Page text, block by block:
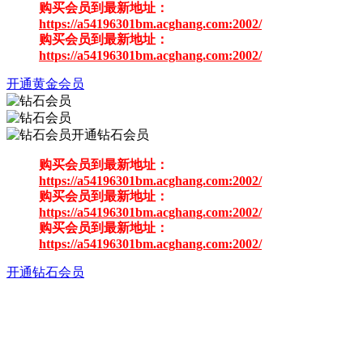
购买会员到最新地址：
https://a54196301bm.acghang.com:2002/
购买会员到最新地址：
https://a54196301bm.acghang.com:2002/
开通黄金会员
开通钻石会员
购买会员到最新地址：
https://a54196301bm.acghang.com:2002/
购买会员到最新地址：
https://a54196301bm.acghang.com:2002/
购买会员到最新地址：
https://a54196301bm.acghang.com:2002/
开通钻石会员